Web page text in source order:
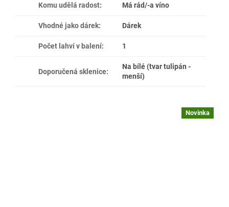
Komu udělá radost: Má rád/-a víno
Vhodné jako dárek: Dárek
Počet lahví v balení: 1
Doporučená sklenice:
Na bílé (tvar tulipán -
menší)
Novinka